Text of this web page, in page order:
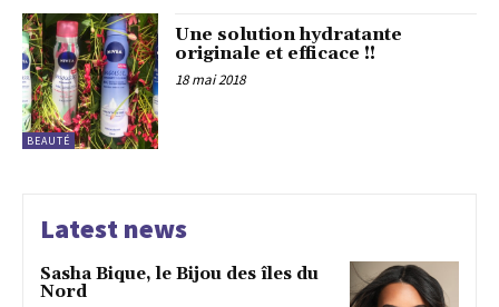
BEAUTÉ
Une solution hydratante
originale et efficace !!
18 mai 2018
Latest news
Sasha Bique, le Bijou des îles du
Nord